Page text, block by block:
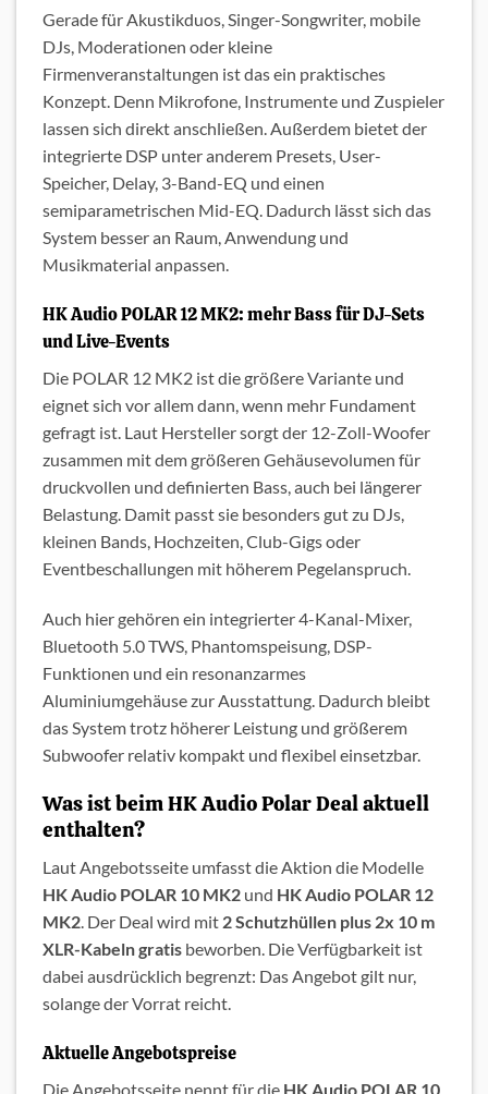
Gerade für Akustikduos, Singer-Songwriter, mobile
DJs, Moderationen oder kleine
Firmenveranstaltungen ist das ein praktisches
Konzept. Denn Mikrofone, Instrumente und Zuspieler
lassen sich direkt anschließen. Außerdem bietet der
integrierte DSP unter anderem Presets, User-
Speicher, Delay, 3-Band-EQ und einen
semiparametrischen Mid-EQ. Dadurch lässt sich das
System besser an Raum, Anwendung und
Musikmaterial anpassen.
HK Audio POLAR 12 MK2: mehr Bass für DJ-Sets
und Live-Events
Die POLAR 12 MK2 ist die größere Variante und
eignet sich vor allem dann, wenn mehr Fundament
gefragt ist. Laut Hersteller sorgt der 12-Zoll-Woofer
zusammen mit dem größeren Gehäusevolumen für
druckvollen und definierten Bass, auch bei längerer
Belastung. Damit passt sie besonders gut zu DJs,
kleinen Bands, Hochzeiten, Club-Gigs oder
Eventbeschallungen mit höherem Pegelanspruch.
Auch hier gehören ein integrierter 4-Kanal-Mixer,
Bluetooth 5.0 TWS, Phantomspeisung, DSP-
Funktionen und ein resonanzarmes
Aluminiumgehäuse zur Ausstattung. Dadurch bleibt
das System trotz höherer Leistung und größerem
Subwoofer relativ kompakt und flexibel einsetzbar.
Was ist beim HK Audio Polar Deal aktuell
enthalten?
Laut Angebotsseite umfasst die Aktion die Modelle
HK Audio POLAR 10 MK2 und HK Audio POLAR 12
MK2. Der Deal wird mit 2 Schutzhüllen plus 2x 10 m
XLR-Kabeln gratis beworben. Die Verfügbarkeit ist
dabei ausdrücklich begrenzt: Das Angebot gilt nur,
solange der Vorrat reicht.
Aktuelle Angebotspreise
Die Angebotsseite nennt für die HK Audio POLAR 10